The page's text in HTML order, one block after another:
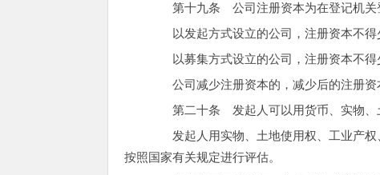
第十九条 公司注册资本为在登记机关
以发起方式设立的公司，注册资本不得
以募集方式设立的公司，注册资本不得
公司减少注册资本的，减少后的注册资
第二十条 发起人可以用货币、实物、土
发起人用实物、土地使用权、工业产权
按照国家有关规定进行评估。